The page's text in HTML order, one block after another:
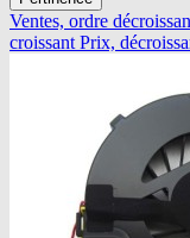
Ventes, ordre
croissant Prix,